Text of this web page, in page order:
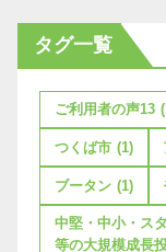
タグ一覧
ご利用者の声13
つくば市 (1)
ブータン (1)
中堅・中小・ス
等の大規模成長